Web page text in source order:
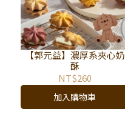
【郭元益】濃厚系夾心奶
酥
NT$260
加入購物車